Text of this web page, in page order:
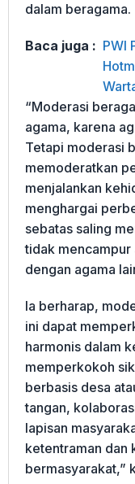
dalam beragama.
Baca juga : PWI
“Moderasi
agama, karena
Tetapi moderasi
memoderatkan
menjalankan
menghargai
sebatas saling
tidak mencampur
dengan agama
Ia berharap,
ini dapat
harmonis dalam
memperkokoh
berbasis desa
tangan,
lapisan
ketentraman dan
bermasyarakat,”